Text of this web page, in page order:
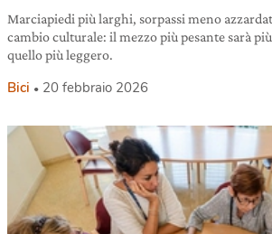
Marciapiedi più larghi, sorpassi meno
cambio culturale: il mezzo più pesante sarà
quello più leggero.
Bici 20 febbraio 2026